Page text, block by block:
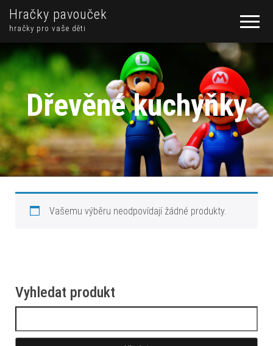
Hračky pavouček
hračky pro vaše děti
Dřevěné kuchyňky
Vašemu výběru neodpovídají žádné produkty.
Vyhledat produkt